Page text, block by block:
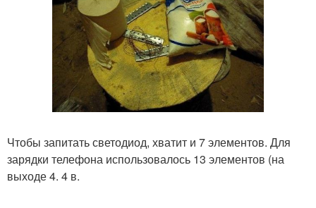
Чтобы запитать светодиод, хватит и 7 элементов. Для
зарядки телефона использовалось 13 элементов (на
выходе 4. 4 в.